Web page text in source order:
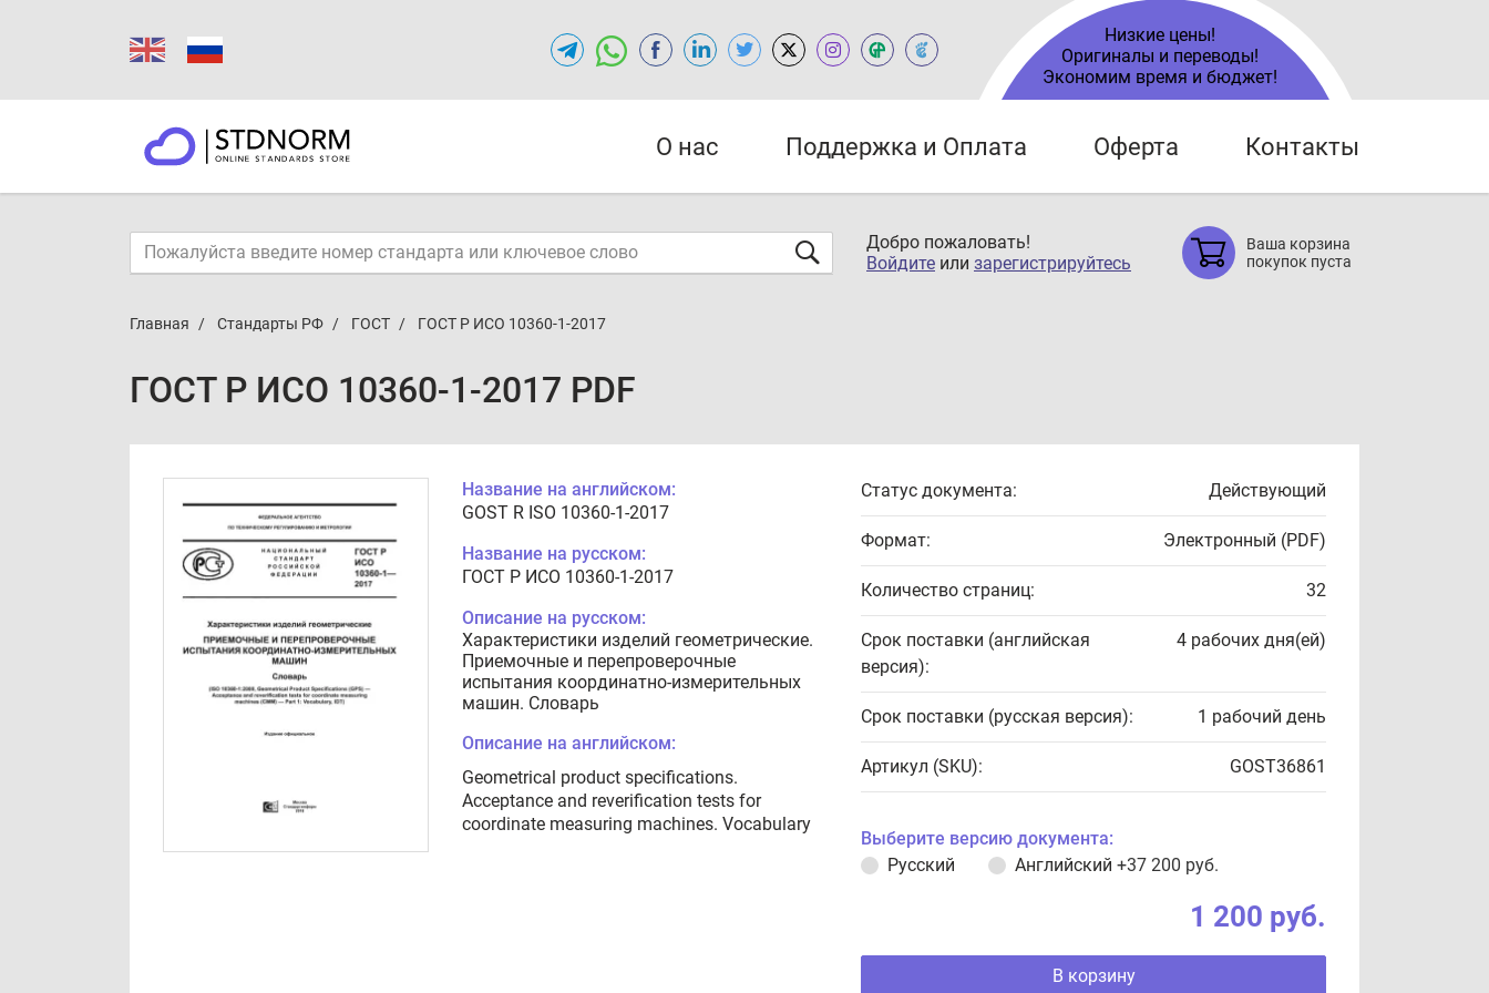
Низкие цены!
Оригиналы и переводы!
Экономим время и бюджет!
О нас Поддержка и Оплата Оферта Контакты
Добро пожаловать!
Войдите или зарегистрируйтесь
Ваша корзина
покупок пуста
Главная Стандарты РФ ГОСТ ГОСТ Р ИСО 10360-1-2017
ГОСТ Р ИСО 10360-1-2017 PDF
Название на английском:
GOST R ISO 10360-1-2017
Название на русском:
ГОСТ Р ИСО 10360-1-2017
Описание на русском:
Характеристики изделий геометрические.
Приемочные и перепроверочные
испытания координатно-измерительных
машин. Словарь
Описание на английском:
Geometrical product specifications.
Acceptance and reverification tests for
coordinate measuring machines. Vocabulary
Статус документа: Действующий
Формат: Электронный (PDF)
Количество страниц: 32
Срок поставки (английская
версия):
4 рабочих дня(ей)
Срок поставки (русская версия): 1 рабочий день
Артикул (SKU): GOST36861
Выберите версию документа:
Русский
Английский +37 200 руб.
1 200 руб.
В корзину